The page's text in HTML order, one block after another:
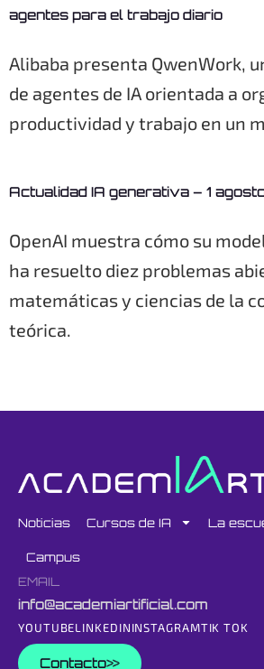
agentes para el trabajo diario
Alibaba presenta QwenWork,
de agentes de IA orientada a
productividad y trabajo en un
Actualidad IA generativa – 1
OpenAI muestra cómo su
ha resuelto diez problemas
matemáticas y ciencias de la
teórica.
Noticias Cursos de IA La
Campus
EMAIL
info@academiartificial.com
YOUTUBELINKEDININSTAGRAMTIK TOK
Contacto